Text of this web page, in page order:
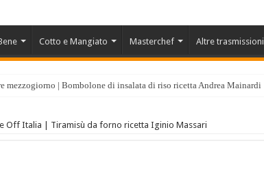
Cotto e Mangiato Masterchef Altre trasmissioni
mezzogiorno | Bombolone di insalata di riso ricetta Andrea Mainardi
Off Italia | Tiramisù da forno ricetta Iginio Massari